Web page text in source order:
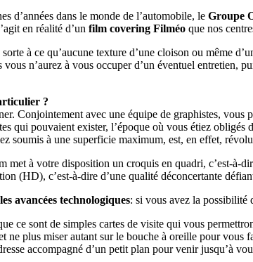
d’années dans le monde de l’automobile, le Groupe
en réalité d’un film covering Filméo que nos
à ce qu’aucune texture d’une cloison ou même
vous n’aurez à vous occuper d’un éventuel entretien,
?
Conjointement avec une équipe de graphistes,
qui pouvaient exister, l’époque où vous étiez
soumis à une superficie maximum, est, en effet,
met à votre disposition un croquis en quadri, c’est-à-
(HD), c’est-à-dire d’une qualité déconcertante
avancées technologiques: si vous avez la possibilité
ce sont de simples cartes de visite qui vous
ne plus miser autant sur le bouche à oreille pour
accompagné d’un petit plan pour venir jusqu’à